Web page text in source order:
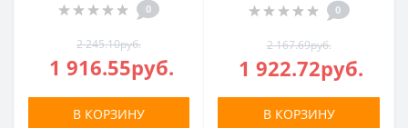
0
2 245.10руб.
1 916.55руб.
В КОРЗИНУ
0
2 167.69руб.
1 922.72руб.
В КОРЗИНУ